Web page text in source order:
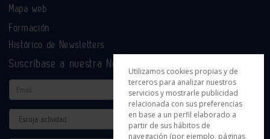
Mapa web
Formación
Histórico de Newsletters
Suscríbase a nuestra Newsletter
Email
Actividad
Utilizamos cookies propias y de
terceros para analizar nuestros
servicios y mostrarle publicidad
relacionada con sus preferencias
en base a un perfil elaborado a
partir de sus hábitos de
navegación (por ejemplo, páginas